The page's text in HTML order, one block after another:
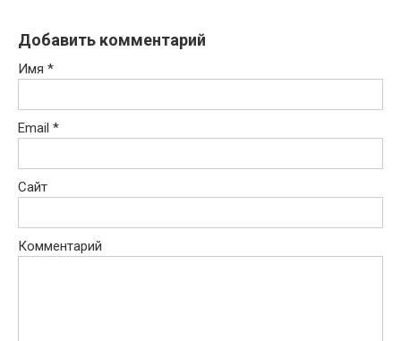
Добавить комментарий
Имя *
Email *
Сайт
Комментарий